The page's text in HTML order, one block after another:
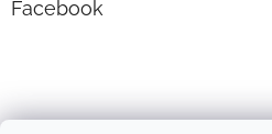
Facebook